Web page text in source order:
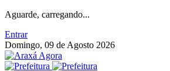
Aguarde, carregando...
Entrar
Domingo, 09 de Agosto 2026